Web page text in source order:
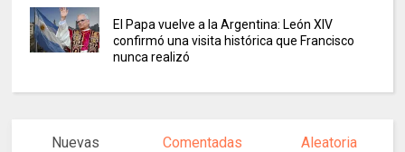
El Papa vuelve a la Argentina: León XIV
confirmó una visita histórica que Francisco
nunca realizó
Nuevas Comentadas Aleatoria